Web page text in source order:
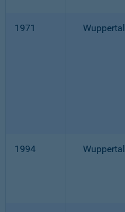
1971 Wuppertal
1994 Wuppertal